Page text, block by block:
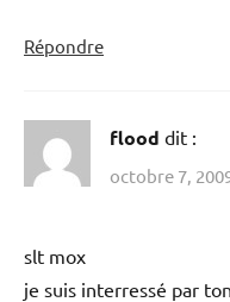
Répondre
flood dit :
octobre 7,
slt mox
je suis interressé par